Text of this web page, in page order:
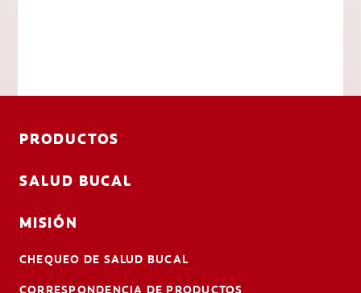
PRODUCTOS
SALUD BUCAL
MISIÓN
CHEQUEO DE SALUD BUCAL
CORRESPONDENCIA DE PRODUCTOS